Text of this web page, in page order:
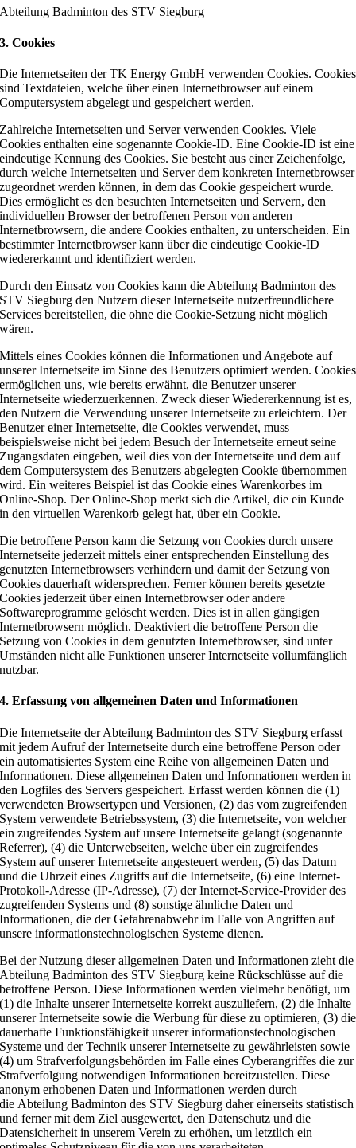
Abteilung Badminton des STV Siegburg
3. Cookies
Die Internetseiten der TK Energy GmbH verwenden Cookies. Cookies
sind Textdateien, welche über einen Internetbrowser auf einem
Computersystem abgelegt und gespeichert werden.
Zahlreiche Internetseiten und Server verwenden Cookies. Viele
Cookies enthalten eine sogenannte Cookie-ID. Eine Cookie-ID ist eine
eindeutige Kennung des Cookies. Sie besteht aus einer Zeichenfolge,
durch welche Internetseiten und Server dem konkreten Internetbrowser
zugeordnet werden können, in dem das Cookie gespeichert wurde.
Dies ermöglicht es den besuchten Internetseiten und Servern, den
individuellen Browser der betroffenen Person von anderen
Internetbrowsern, die andere Cookies enthalten, zu unterscheiden. Ein
bestimmter Internetbrowser kann über die eindeutige Cookie-ID
wiedererkannt und identifiziert werden.
Durch den Einsatz von Cookies kann die Abteilung Badminton des
STV Siegburg den Nutzern dieser Internetseite nutzerfreundlichere
Services bereitstellen, die ohne die Cookie-Setzung nicht möglich
wären.
Mittels eines Cookies können die Informationen und Angebote auf
unserer Internetseite im Sinne des Benutzers optimiert werden. Cookies
ermöglichen uns, wie bereits erwähnt, die Benutzer unserer
Internetseite wiederzuerkennen. Zweck dieser Wiedererkennung ist es,
den Nutzern die Verwendung unserer Internetseite zu erleichtern. Der
Benutzer einer Internetseite, die Cookies verwendet, muss
beispielsweise nicht bei jedem Besuch der Internetseite erneut seine
Zugangsdaten eingeben, weil dies von der Internetseite und dem auf
dem Computersystem des Benutzers abgelegten Cookie übernommen
wird. Ein weiteres Beispiel ist das Cookie eines Warenkorbes im
Online-Shop. Der Online-Shop merkt sich die Artikel, die ein Kunde
in den virtuellen Warenkorb gelegt hat, über ein Cookie.
Die betroffene Person kann die Setzung von Cookies durch unsere
Internetseite jederzeit mittels einer entsprechenden Einstellung des
genutzten Internetbrowsers verhindern und damit der Setzung von
Cookies dauerhaft widersprechen. Ferner können bereits gesetzte
Cookies jederzeit über einen Internetbrowser oder andere
Softwareprogramme gelöscht werden. Dies ist in allen gängigen
Internetbrowsern möglich. Deaktiviert die betroffene Person die
Setzung von Cookies in dem genutzten Internetbrowser, sind unter
Umständen nicht alle Funktionen unserer Internetseite vollumfänglich
nutzbar.
4. Erfassung von allgemeinen Daten und Informationen
Die Internetseite der Abteilung Badminton des STV Siegburg erfasst
mit jedem Aufruf der Internetseite durch eine betroffene Person oder
ein automatisiertes System eine Reihe von allgemeinen Daten und
Informationen. Diese allgemeinen Daten und Informationen werden in
den Logfiles des Servers gespeichert. Erfasst werden können die (1)
verwendeten Browsertypen und Versionen, (2) das vom zugreifenden
System verwendete Betriebssystem, (3) die Internetseite, von welcher
ein zugreifendes System auf unsere Internetseite gelangt (sogenannte
Referrer), (4) die Unterwebseiten, welche über ein zugreifendes
System auf unserer Internetseite angesteuert werden, (5) das Datum
und die Uhrzeit eines Zugriffs auf die Internetseite, (6) eine Internet-
Protokoll-Adresse (IP-Adresse), (7) der Internet-Service-Provider des
zugreifenden Systems und (8) sonstige ähnliche Daten und
Informationen, die der Gefahrenabwehr im Falle von Angriffen auf
unsere informationstechnologischen Systeme dienen.
Bei der Nutzung dieser allgemeinen Daten und Informationen zieht die
Abteilung Badminton des STV Siegburg keine Rückschlüsse auf die
betroffene Person. Diese Informationen werden vielmehr benötigt, um
(1) die Inhalte unserer Internetseite korrekt auszuliefern, (2) die Inhalte
unserer Internetseite sowie die Werbung für diese zu optimieren, (3) die
dauerhafte Funktionsfähigkeit unserer informationstechnologischen
Systeme und der Technik unserer Internetseite zu gewährleisten sowie
(4) um Strafverfolgungsbehörden im Falle eines Cyberangriffes die zur
Strafverfolgung notwendigen Informationen bereitzustellen. Diese
anonym erhobenen Daten und Informationen werden durch
die Abteilung Badminton des STV Siegburg daher einerseits statistisch
und ferner mit dem Ziel ausgewertet, den Datenschutz und die
Datensicherheit in unserem Verein zu erhöhen, um letztlich ein